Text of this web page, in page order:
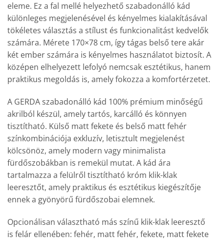
eleme. Ez a fal mellé helyezhető szabadonálló kád
különleges megjelenésével és kényelmes kialakításával
tökéletes választás a stílust és funkcionalitást kedvelők
számára. Mérete 170×78 cm, így tágas belső tere akár
két ember számára is kényelmes használatot biztosít. A
középen elhelyezett lefolyó nemcsak esztétikus, hanem
praktikus megoldás is, amely fokozza a komfortérzetet.
A GERDA szabadonálló kád 100% prémium minőségű
akrilból készül, amely tartós, karcálló és könnyen
tisztítható. Külső matt fekete és belső matt fehér
színkombinációja exkluzív, letisztult megjelenést
kölcsönöz, amely modern vagy minimalista
fürdőszobákban is remekül mutat. A kád ára
tartalmazza a felülről tisztítható króm klik-klak
leeresztőt, amely praktikus és esztétikus kiegészítője
ennek a gyönyörű fürdőszobai elemnek.
Opcionálisan választható más színű klik-klak leeresztő
is felár ellenében: fehér, matt fehér, fekete, matt fekete